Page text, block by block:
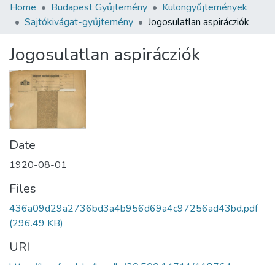
Communities & Collections
Statistics
About us
Home Budapest Gyűjtemény
Különgyűjtemények
Sajtókivágat-gyűjtemény
Jogosulatlan aspirácziók
Jogosulatlan aspirácziók
Date
1920-08-01
Files
436a09d29a2736bd3a4b956d69a4c97256ad43bd.pdf
(296.49 KB)
URI